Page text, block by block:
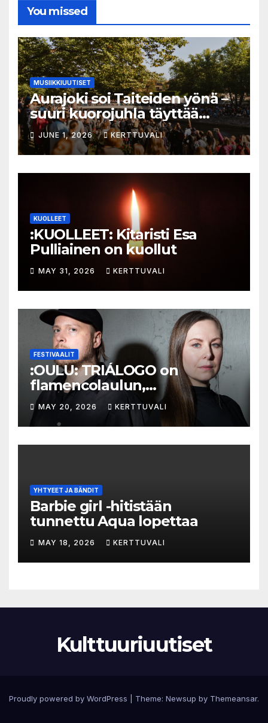
You missed
MUSIIKKIUUTISET
Aurajoki soi Taiteiden yönä –
suuri kuorojuhla täyttää
jokirannan musiikilla
JUNE 1, 2026 KERTTUVALI
KUOLLEET
:KUOLLEET: Kitaristi Esa
Pulliainen on kuollut
MAY 31, 2026 KERTTUVALI
FESTIVAALIT
:OULU: TRIÁLOGO on
flamencolaulun,
elektronisen musiikin ja
hylätyn tilan välinen trialogi
MAY 20, 2026 KERTTUVALI
YHTYEET JA BÄNDIT
Barbie girl -hitistään
tunnettu Aqua lopettaa
MAY 18, 2026 KERTTUVALI
Kulttuuriuutiset
Proudly powered by WordPress Theme: Newsup by Themeansar.